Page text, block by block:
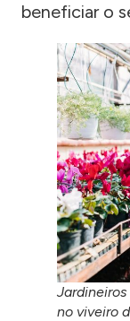
beneficiar o
no viveiro